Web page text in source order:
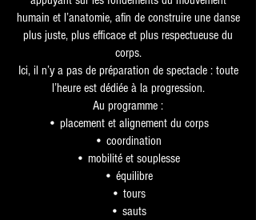
humain et l’anatomie, afin de construire une danse
plus juste, plus efficace et plus respectueuse du
corps.
Ici, il n’y a pas de préparation de spectacle : toute
l’heure est dédiée à la progression.
Au programme :
• placement et alignement du corps
• coordination
• mobilité et souplesse
• équilibre
• tours
• sauts